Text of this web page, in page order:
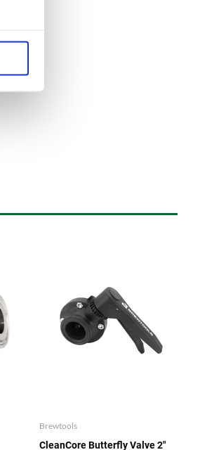
Brewtools
CleanCore Butterfly Valve 2"